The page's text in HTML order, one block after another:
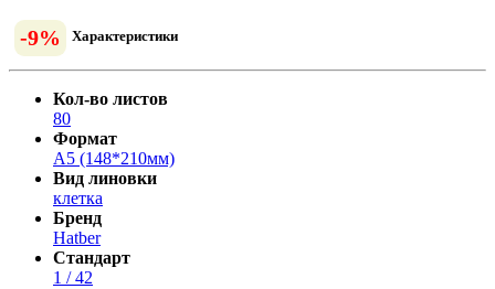
-9% Характеристики
Кол-во листов
80
Формат
А5 (148*210мм)
Вид линовки
клетка
Бренд
Hatber
Стандарт
1 / 42